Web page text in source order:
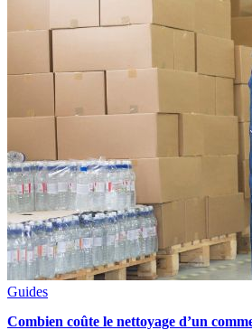
Guides
Combien coûte le nettoyage d’un